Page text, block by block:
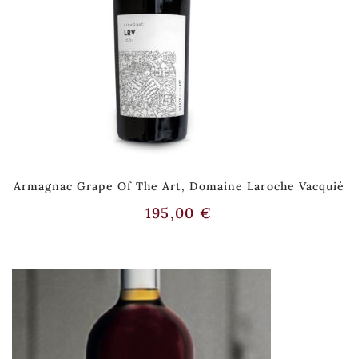
Armagnac Grape Of The Art, Domaine Laroche Vacquié
195,00€